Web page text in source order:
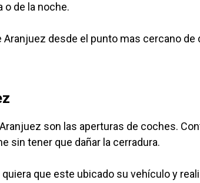
o de la noche.
desde el punto mas cercano de
son las aperturas de coches.
sin tener que dañar la cerradura.
que este ubicado su vehículo y